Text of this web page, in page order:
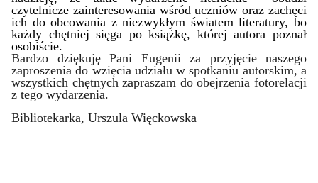
czytelnicze zainteresowania wśród uczniów oraz zachęci
ich do obcowania z niezwykłym światem literatury, bo
każdy chętniej sięga po książkę, której autora poznał
osobiście.
Bardzo dziękuję Pani Eugenii za przyjęcie naszego
zaproszenia do wzięcia udziału w spotkaniu autorskim, a
wszystkich chętnych zapraszam do obejrzenia fotorelacji
z tego wydarzenia.
Bibliotekarka, Urszula Więckowska